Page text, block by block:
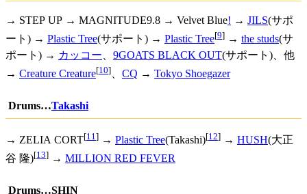
→ STEP UP → MAGNITUDE9.8 → Velvet Blue! → JILS(サポ
ート) → Plastic Tree(サポート) → Plastic Tree[9] → the studs(サ
ポート) → カッコー 9GOATS BLACK OUT(サポート)、他
→ Creature Creature[10] CQ → Tokyo Shoegazer
Drums…Takashi
→ ZELIA CORT[11] → Plastic Tree(Takashi)[12] → HUSH(大正
谷 隆)[13] → MILLION RED FEVER
Drums…SHIN